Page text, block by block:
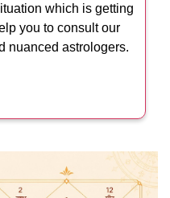
which is getting
you to consult our
nuanced astrologers.